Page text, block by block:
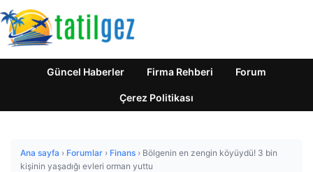
Güncel Haberler Firma Rehberi Forum
Çerez Politikası
Ana sayfa › Forumlar › Finans › Bölgenin en zengin köyüydü! 3 bin
kişinin yaşadığı evleri orman yuttu